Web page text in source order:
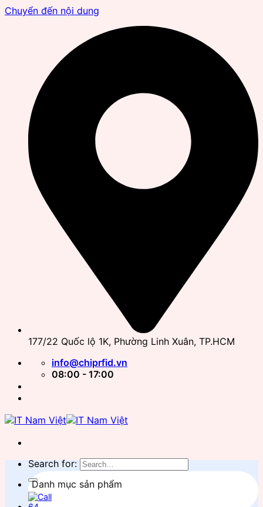
Chuyển đến nội dung
177/22 Quốc lộ 1K, Phường Linh Xuân, TP.HCM
info@chiprfid.vn
08:00 - 17:00
Search for:
Danh mục sản phẩm